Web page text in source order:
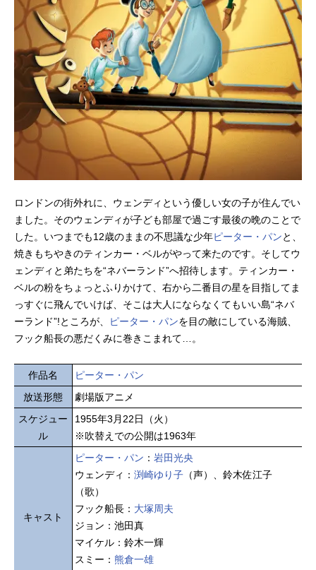
ロンドンの街外れに、ウェンディという優しい女の子が住んでい
ました。そのウェンディが子ども部屋で過ごす最後の晩のことで
した。いつまでも12歳のままの不思議な少年ピーター・パンと、
焼きもちやきのティンカー・ベルがやって来たのです。そしてウ
ェンディと弟たちを“ネバーランド”へ招待します。ティンカー・
ベルの粉をちょっとふりかけて、右から二番目の星を目指してま
っすぐに飛んでいけば、そこは大人にならなくてもいい島“ネバ
ーランド”!ところが、
ピーター・パンを目の敵にしている海賊、
フック船長の悪だくみに巻きこまれて…。
作品名
ピーター・パン
放送形態
劇場版アニメ
スケジュー
ル
1955年3月22日（火）
※吹替えでの公開は1963年
キャスト
ピーター・パン ： 岩田光央
ウェンディ： 渕崎ゆり子 （声）、鈴木佐江子
（歌）
フック船長： 大塚周夫
ジョン：池田真
マイケル：鈴木一輝
スミー： 熊倉一雄